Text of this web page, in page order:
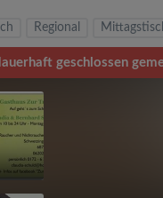
Regional
geschlossen